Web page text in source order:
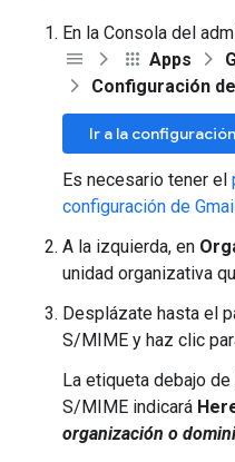
En la Consola del
Apps
Configuración
Ir a la
Es necesario tener el
configuración de
A la izquierda, en
unidad organizativa
Desplázate hasta el
S/MIME y haz clic
La etiqueta debajo
S/MIME indicará
organización o